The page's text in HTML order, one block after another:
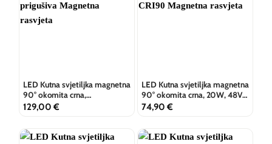
LED Kutna svjetiljka magnetna
90° okomita crna,
20W,3000K, CRI90, DALI
129,00 €
LED Kutna svjetiljka magnetna
90° okomita crna, 20W, 48V
DC, 3000K, CRI90
74,90 €